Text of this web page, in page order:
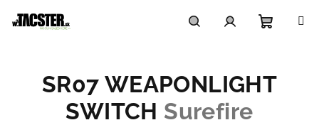
košík
SR07 WEAPONLIGHT
SWITCH Surefire